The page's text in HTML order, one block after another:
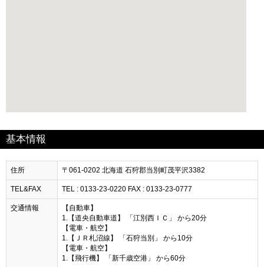
基本情報
住所 〒061-0202 北海道 石狩郡当別町茂平沢3382
TEL&FAX TEL : 0133-23-0220 FAX : 0133-23-0777
交通情報
【自動車】
1.【道央自動車道】 「江別西ＩＣ」 から20分
【電車・航空】
1.【ＪＲ札沼線】 「石狩当別」 から10分
【電車・航空】
1.【飛行機】 「新千歳空港」 から60分